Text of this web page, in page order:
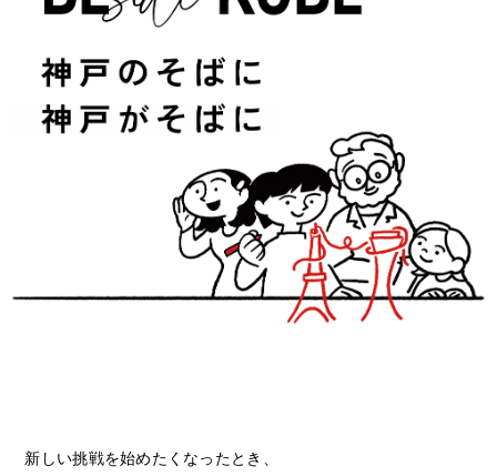
新しい挑戦を始めたくなったとき、